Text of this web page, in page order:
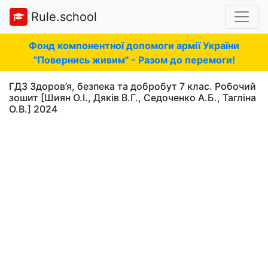
Rule.school
Фонд компонентної допомоги армії України
"Повернись живим" - Разом до перемоги!
ГДЗ Здоров’я, безпека та добробут 7 клас. Робочий
зошит [Шиян О.І., Дяків В.Г., Седоченко А.Б., Тагліна
О.В.] 2024